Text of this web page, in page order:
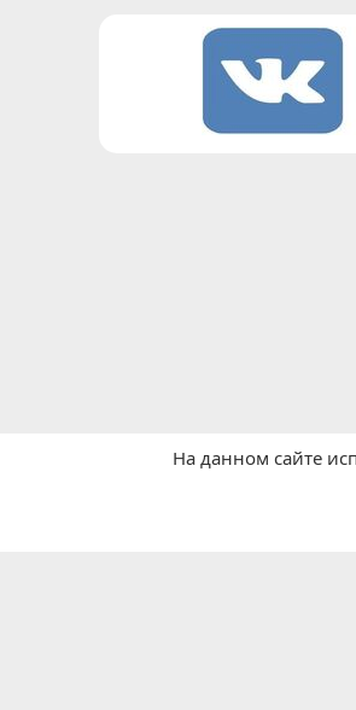
Покупки в Китае
На данном сайте